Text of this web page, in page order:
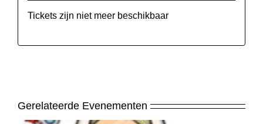
Tickets zijn niet meer beschikbaar
Gerelateerde Evenementen